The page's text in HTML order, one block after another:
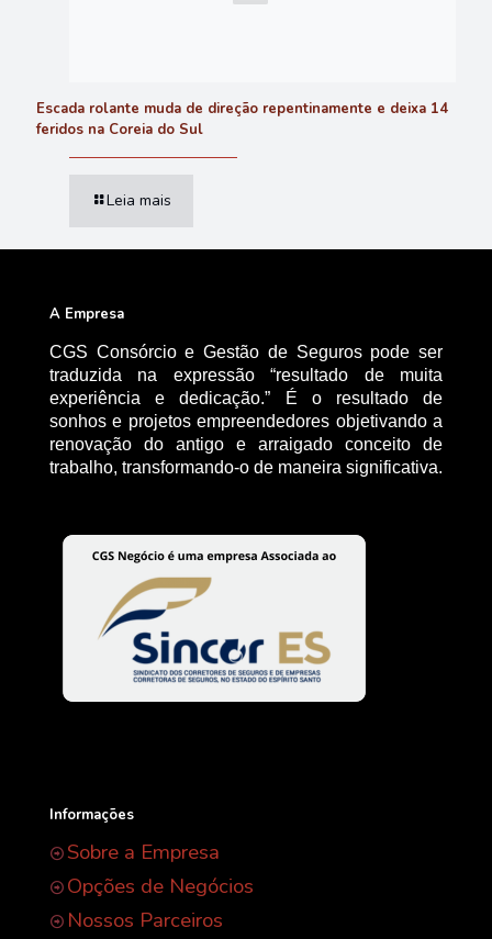
Escada rolante muda de direção repentinamente e deixa 14
feridos na Coreia do Sul
Leia mais
A Empresa
CGS Consórcio e Gestão de Seguros pode ser
traduzida na expressão “resultado de muita
experiência e dedicação.” É o resultado de
sonhos e projetos empreendedores objetivando a
renovação do antigo e arraigado conceito de
trabalho, transformando-o de maneira significativa.
Informações
Sobre a Empresa
Opções de Negócios
Nossos Parceiros